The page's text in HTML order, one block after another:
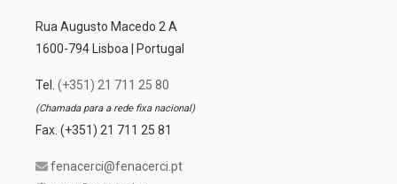
Rua Augusto Macedo 2 A
1600-794 Lisboa | Portugal
Tel. (+351) 21 711 25 80
(Chamada para a rede fixa nacional)
Fax. (+351) 21 711 25 81
fenacerci@fenacerci.pt